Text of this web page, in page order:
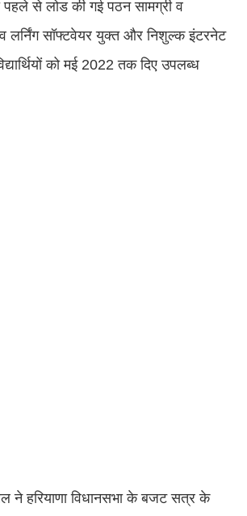
पहले से लोड की गई पठन सामग्री व
लर्निंग सॉफ्टवेयर युक्त और निशुल्क इंटरनेट
को मई 2022 तक दिए उपलब्ध
ने हरियाणा विधानसभा के बजट सत्र के